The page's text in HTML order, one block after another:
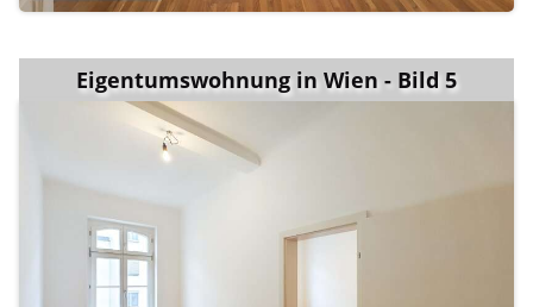
Eigentumswohnung in Wien - Bild 5